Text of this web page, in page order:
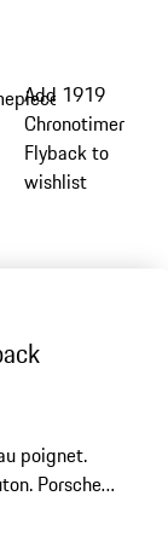
/
Add 1919
Chronotimer
Flyback to
wishlist
poignet.
Porsche